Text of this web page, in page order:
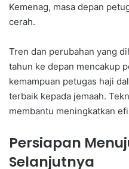
Kemenag, masa depan
cerah.
Tren dan perubahan yang
tahun ke depan mencakup
kemampuan petugas haji
terbaik kepada jemaah.
membantu meningkatkan
Persiapan
Selanjutnya